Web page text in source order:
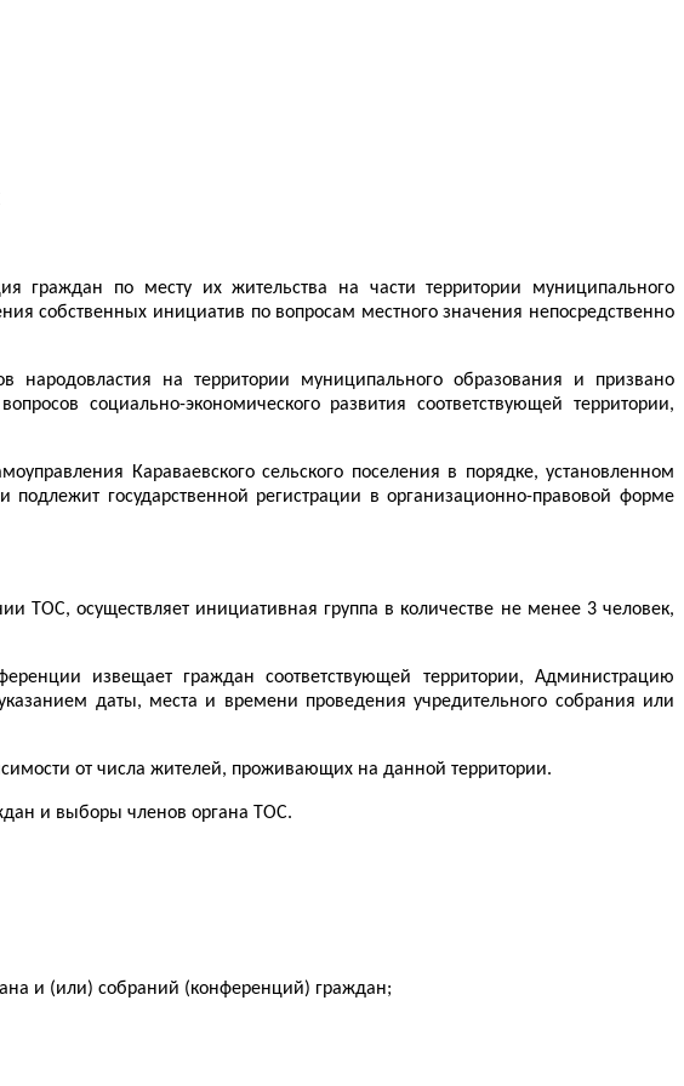
граждан по месту их жительства на части территории муниципального
собственных инициатив по вопросам местного значения непосредственно
народовластия на территории муниципального образования и призвано
социально-экономического развития соответствующей территории,
Караваевского сельского поселения в порядке, установленном
государственной регистрации в организационно-правовой форме
осуществляет инициативная группа в количестве не менее 3 человек,
извещает граждан соответствующей территории, Администрацию
даты, места и времени проведения учредительного собрания или
от числа жителей, проживающих на данной территории.
и выборы членов органа ТОС.
и (или) собраний (конференций) граждан;